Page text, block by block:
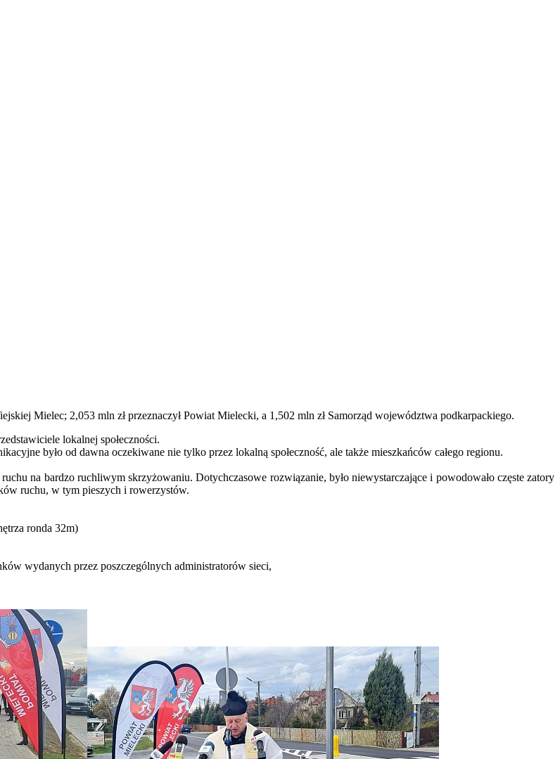
Mielec; 2,053 mln zł przeznaczył Powiat Mielecki, a 1,502 mln zł Samorząd województwa podkarpackiego.
lokalnej społeczności.
było od dawna oczekiwane nie tylko przez lokalną społeczność, ale także mieszkańców całego regionu.
na bardzo ruchliwym skrzyżowaniu. Dotychczasowe rozwiązanie, było niewystarczające i powodowało częste zatory
ruchu, w tym pieszych i rowerzystów.
ronda 32m)
wydanych przez poszczególnych administratorów sieci,